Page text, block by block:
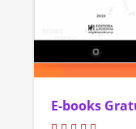
E-books